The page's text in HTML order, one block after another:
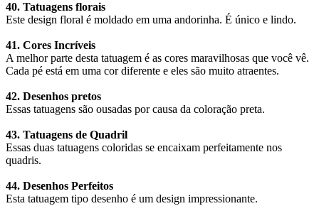
40. Tatuagens florais
Este design floral é moldado em uma andorinha. É único e lindo.
41. Cores Incríveis
A melhor parte desta tatuagem é as cores maravilhosas que você vê.
Cada pé está em uma cor diferente e eles são muito atraentes.
42. Desenhos pretos
Essas tatuagens são ousadas por causa da coloração preta.
43. Tatuagens de Quadril
Essas duas tatuagens coloridas se encaixam perfeitamente nos
quadris.
44. Desenhos Perfeitos
Esta tatuagem tipo desenho é um design impressionante.